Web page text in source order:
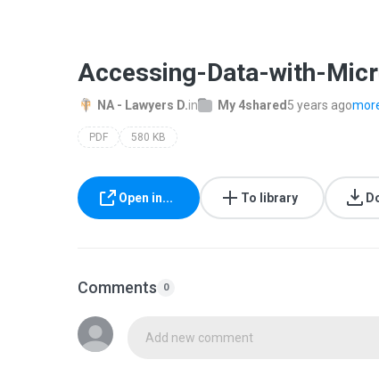
Accessing-Data-with-
NA - Lawyers D.in My 4shared 5 years ago
PDF 580 KB
Open in... To library
Comments 0
Add new comment